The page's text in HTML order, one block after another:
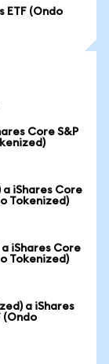
ETF (Ondo
Core S&P
a iShares Core
Tokenized)
iShares Core
Tokenized)
a iShares
(Ondo